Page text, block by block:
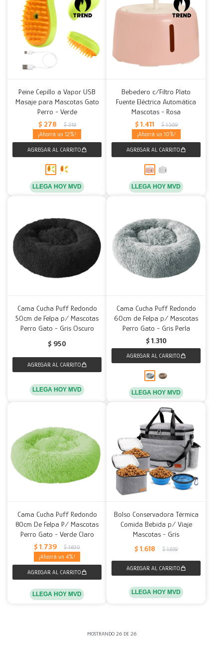
Peine Cepillo a Vapor USB
Masaje para Mascotas Gato
Perro - Verde
$ 278 $ 319
12
LLEGA HOY MVD
Bebedero c/Filtro Plato
Fuente Eléctrica Automática
Mascotas - Rosa
$ 1.411 $ 1.569
10
LLEGA HOY MVD
Cama Cucha Puff Redondo
50cm de Felpa p/ Mascotas
Perro Gato - Gris Oscuro
$ 950
LLEGA HOY MVD
Cama Cucha Puff Redondo
60cm de Felpa p/ Mascotas
Perro Gato - Gris Perla
$ 1.310
LLEGA HOY MVD
Cama Cucha Puff Redondo
80cm De Felpa P/ Mascotas
Perro Gato - Verde Claro
$ 1.739 $ 1.830
4
LLEGA HOY MVD
Bolso Conservadora Térmica
Comida Bebida p/ Viaje
Mascotas - Gris
$ 1.618 $ 1.619
LLEGA HOY MVD
MOSTRANDO 26DE 26